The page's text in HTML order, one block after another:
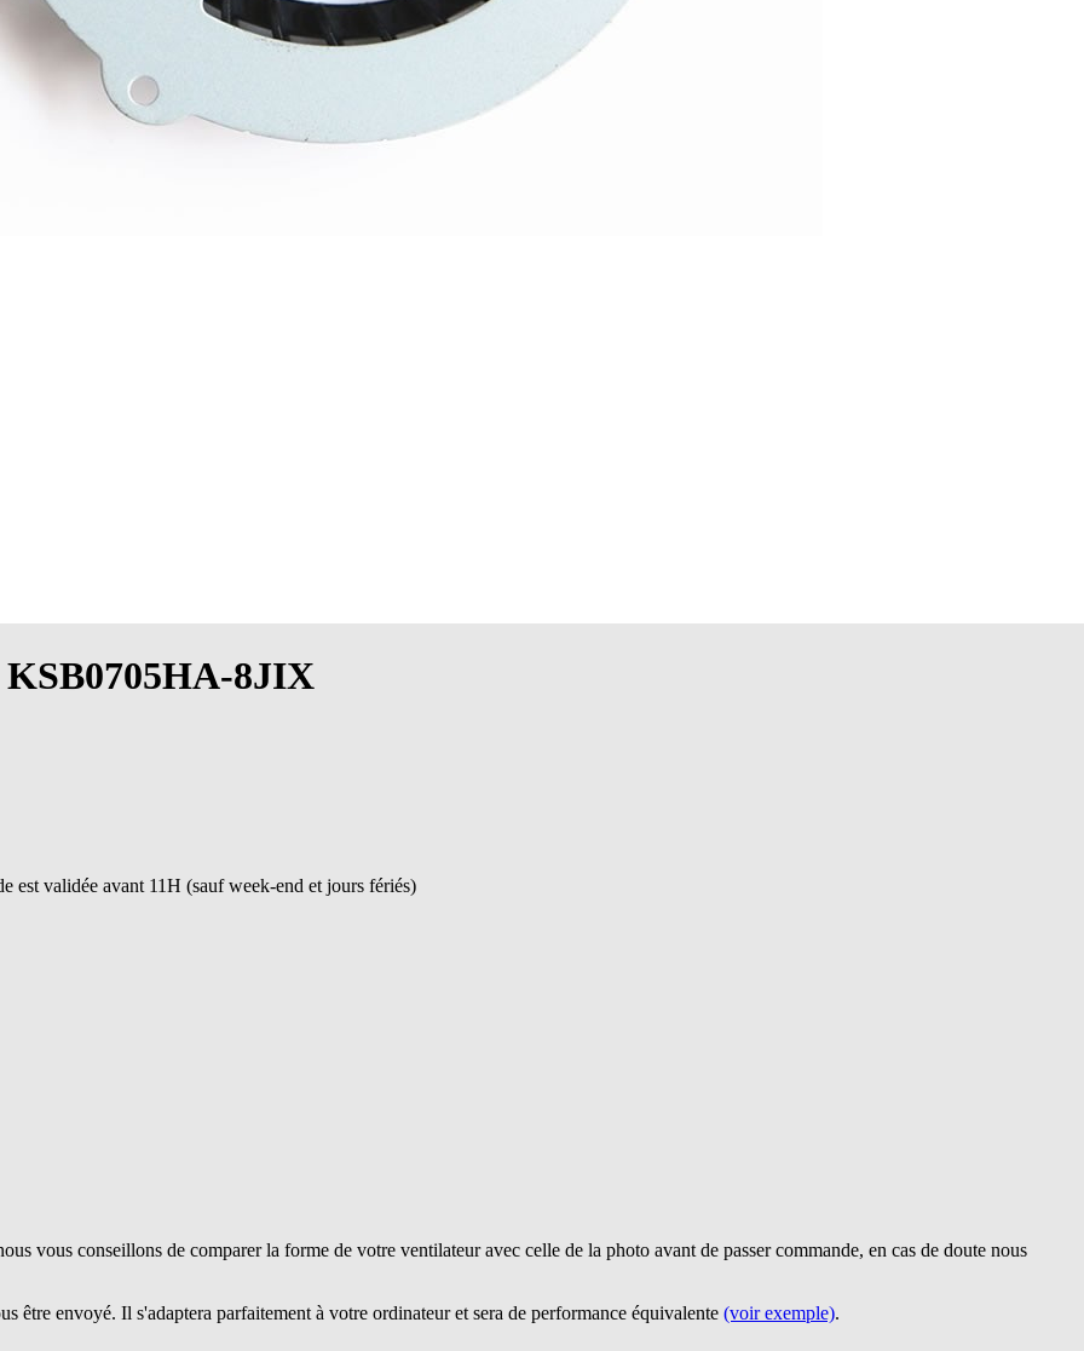
KSB0705HA-8JIX
est validée avant 11H (sauf week-end et jours fériés)
vous conseillons de comparer la forme de votre ventilateur avec celle de la photo avant de passer commande, en cas de doute nous
être envoyé. Il s'adaptera parfaitement à votre ordinateur et sera de performance équivalente (voir exemple).